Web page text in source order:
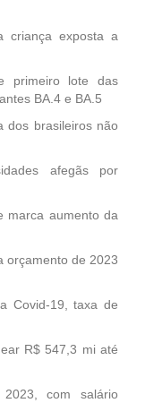
criança exposta a
primeiro lote das
BA.4 e BA.5
dos brasileiros não
afegãs por
marca aumento da
orçamento de 2023
Covid-19, taxa de
R$ 547,3 mi até
com salário